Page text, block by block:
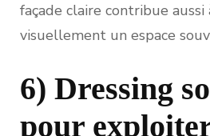
façade claire contribue aussi
visuellement un espace
6) Dressing
pour